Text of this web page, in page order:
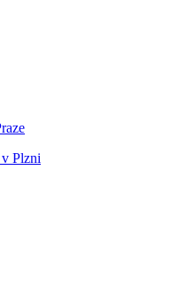
Plzni